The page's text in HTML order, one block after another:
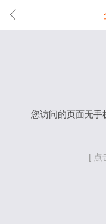
您访问的页面无手
[ 点